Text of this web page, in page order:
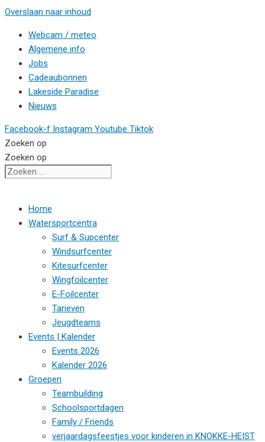
Overslaan naar inhoud
Webcam / meteo
Algemene info
Jobs
Cadeaubonnen
Lakeside Paradise
Nieuws
Facebook-f Instagram Youtube Tiktok
Zoeken op
Zoeken op
Home
Watersportcentra
Surf & Supcenter
Windsurfcenter
Kitesurfcenter
Wingfoilcenter
E-Foilcenter
Tarieven
Jeugdteams
Events | Kalender
Events 2026
Kalender 2026
Groepen
Teambuilding
Schoolsportdagen
Family / Friends
verjaardagsfeestjes voor kinderen in KNOKKE-HEIST